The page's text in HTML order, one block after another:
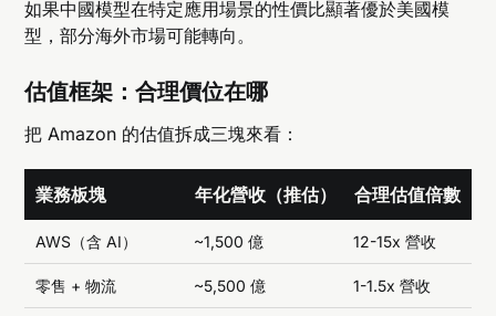
如果中國模型在特定應用場景的性價比顯著優於美國模
型，部分海外市場可能轉向。
估值框架：合理價位在哪
把 Amazon 的估值拆成三塊來看：
業務板塊 年化營收（推估） 合理估值倍數
AWS（含 AI） ~1,500 億 12-15x 營收
零售 + 物流 ~5,500 億 1-1.5x 營收